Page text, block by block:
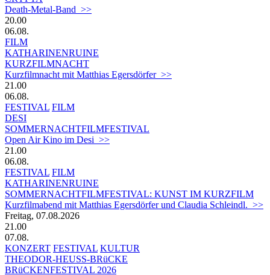
Death-Metal-Band >>
20.00
06.08.
FILM
KATHARINENRUINE
KURZFILMNACHT
Kurzfilmnacht mit Matthias Egersdörfer >>
21.00
06.08.
FESTIVAL FILM
DESI
SOMMERNACHTFILMFESTIVAL
Open Air Kino im Desi >>
21.00
06.08.
FESTIVAL FILM
KATHARINENRUINE
SOMMERNACHTFILMFESTIVAL: KUNST IM KURZFILM
Kurzfilmabend mit Matthias Egersdörfer und Claudia Schleindl. >>
Freitag, 07.08.2026
21.00
07.08.
KONZERT FESTIVAL KULTUR
THEODOR-HEUSS-BRüCKE
BRüCKENFESTIVAL 2026